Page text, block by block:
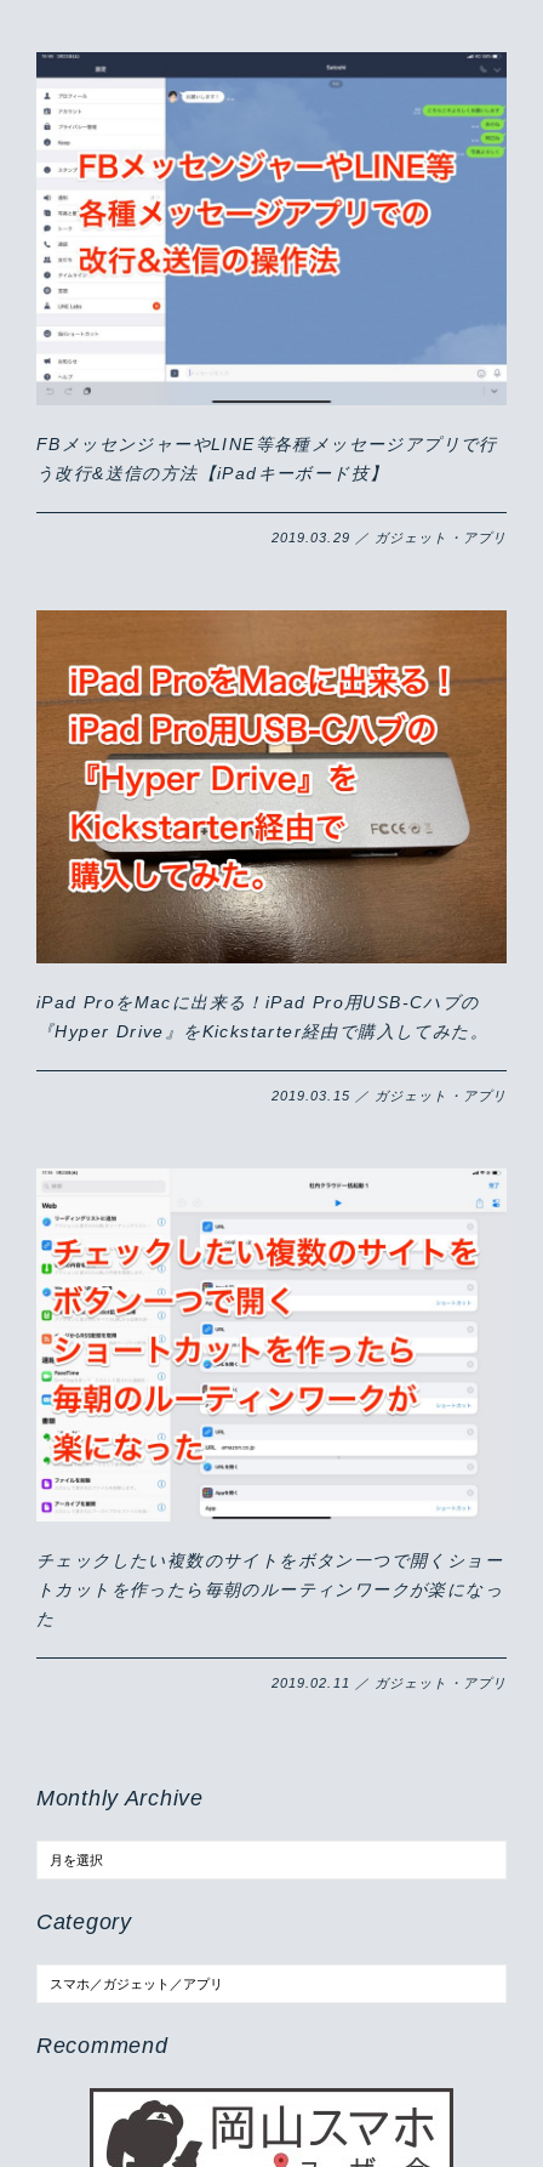
FBメッセンジャーやLINE等各種メッセージアプリで行
う改行&送信の方法【iPadキーボード技】
2019.03.29 ／ ガジェット・アプリ
iPad ProをMacに出来る！iPad Pro用USB-Cハブの
『Hyper Drive』をKickstarter経由で購入してみた。
2019.03.15 ／ ガジェット・アプリ
チェックしたい複数のサイトをボタン一つで開くショー
トカットを作ったら毎朝のルーティンワークが楽になっ
た
2019.02.11 ／ ガジェット・アプリ
Monthly Archive
Category
Recommend